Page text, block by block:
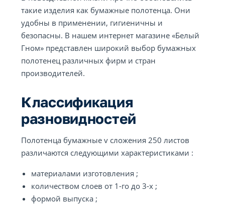
такие изделия как бумажные полотенца. Они
удобны в применении, гигиеничны и
безопасны. В нашем интернет магазине «Белый
Гном» представлен широкий выбор бумажных
полотенец различных фирм и стран
производителей.
Классификация
разновидностей
Полотенца бумажные v сложения 250 листов
различаются следующими характеристиками :
материалами изготовления ;
количеством слоев от 1-го до 3-х ;
формой выпуска ;